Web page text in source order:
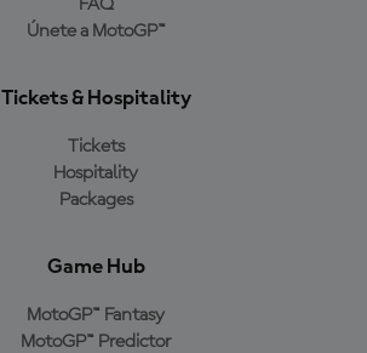
FAQ
Únete a MotoGP™
Tickets & Hospitality
Tickets
Hospitality
Packages
Game Hub
MotoGP™ Fantasy
MotoGP™ Predictor